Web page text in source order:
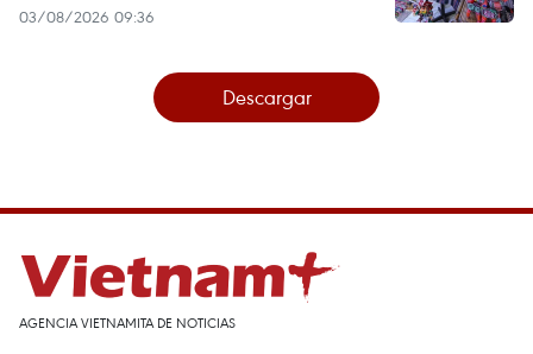
03/08/2026 09:36
Descargar
AGENCIA VIETNAMITA DE NOTICIAS